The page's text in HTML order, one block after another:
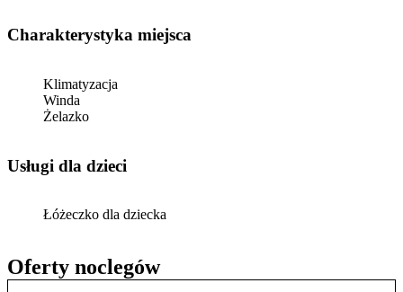
Oferty noclegów
Charakterystyka miejsca
Klimatyzacja
Winda
Żelazko
usługi dla dzieci
Łóżeczko dla dziecka